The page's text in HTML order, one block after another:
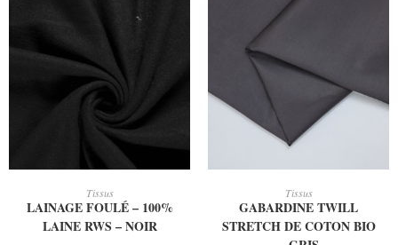
Tissus
LAINAGE FOULÉ – 100%
LAINE RWS – NOIR
Tissus
GABARDINE TWILL
STRETCH DE COTON BIO